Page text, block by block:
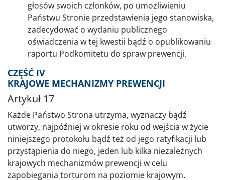
głosów swoich członków, po umożliwieniu
Państwu Stronie przedstawienia jego stanowiska,
zadecydować o wydaniu publicznego
oświadczenia w tej kwestii bądź o opublikowaniu
raportu Podkomitetu do spraw prewencji.
CZĘŚĆ IV
KRAJOWE MECHANIZMY PREWENCJI
Artykuł 17
Każde Państwo Strona utrzyma, wyznaczy bądź
utworzy, najpóźniej w okresie roku od wejścia w życie
niniejszego protokołu bądź też od jego ratyfikacji lub
przystąpienia do niego, jeden lub kilka niezależnych
krajowych mechanizmów prewencji w celu
zapobiegania torturom na poziomie krajowym.